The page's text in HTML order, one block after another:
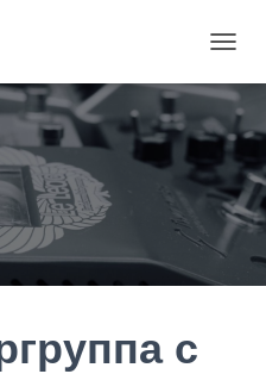
Е
Р
Е
К
Ю
Ч
И
Ь
с